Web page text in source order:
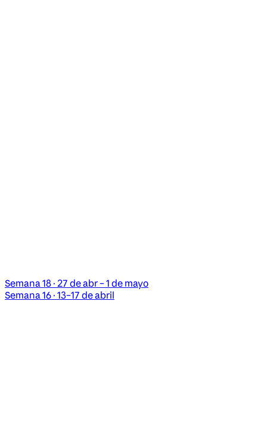
Semana 18 · 27 de abr – 1 de mayo
Semana 16 · 13–17 de abril